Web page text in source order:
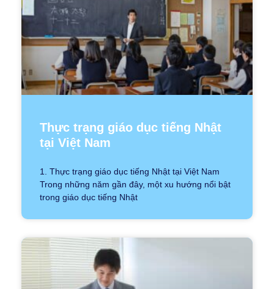
Thực trạng giáo dục tiếng Nhật
tại Việt Nam
1. Thực trạng giáo dục tiếng Nhật tại Việt Nam
Trong những năm gần đây, một xu hướng nổi bật
trong giáo dục tiếng Nhật